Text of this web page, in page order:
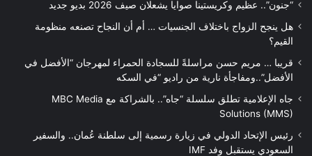
“جنون”.. عظيم وكريستينا صوايا يشعلان صيف 2026 بديو جديد
هل ينجح الزواج باختلاف الجنسيات … أم أن النجاح تصنعه منظومة
القيم؟
قريبا … مريم حسن مراسلةً للسجادة الحمراء لمهرجان “الأفضل في
الأفضل”..ومفاجأة نارية من راديو “في السكه
جاه الإعلامية تطلق سلسلة “جاه”.. بالشراكة مع MBC Media
Solutions (MMS)
رئيس الإتحاد الدولي في زيارة رسمية إلى سلطنة عُمان.. والسفير
السعودي يستقبل وفد IMF